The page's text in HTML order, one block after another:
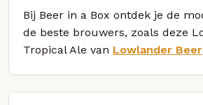
Bij Beer in a Box ontdek je de
de beste brouwers, zoals deze
Tropical Ale van Lowlander Beer